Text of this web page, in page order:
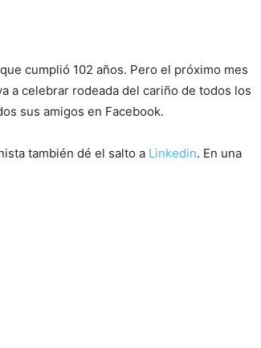
cumplió 102 años. Pero el próximo mes
a celebrar rodeada del cariño de todos los
sus amigos en Facebook.
también dé el salto a Linkedin. En una